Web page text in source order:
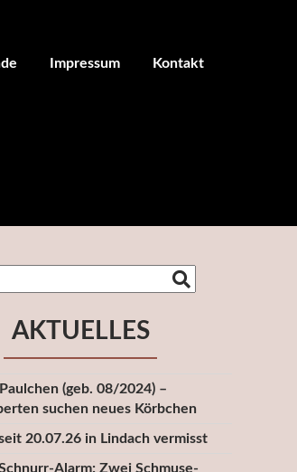
Impressum Kontakt
AKTUELLES
(geb. 08/2024) –
suchen neues Körbchen
20.07.26 in Lindach vermisst
Alarm: Zwei Schmuse-